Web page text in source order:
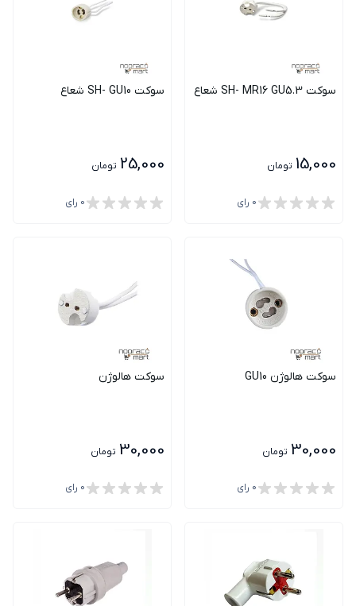
سوکت SH- MR16 GU5.3 شعاع
15,000 تومان
0 رای
سوکت SH- GU10 شعاع
25,000 تومان
0 رای
سوکت هالوژن GU10
30,000 تومان
0 رای
سوکت هالوژن
30,000 تومان
0 رای